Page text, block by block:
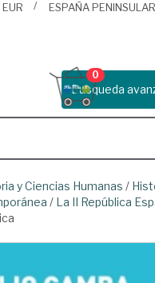
EUR ESPAÑA PENINSULAR
Busqueda
0
y Ciencias Humanas /
/ La II República